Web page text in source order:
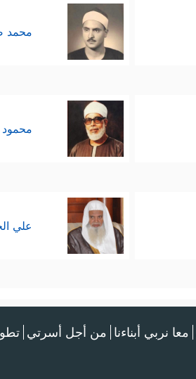
محمد
علي
معا نربي أبناءنا من أجل أسرتي